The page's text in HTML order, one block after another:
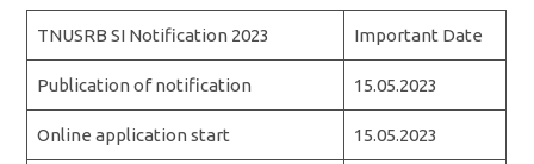
TNUSRB SI Notification 2023 Important Date
Publication of notification 15.05.2023
Online application start 15.05.2023